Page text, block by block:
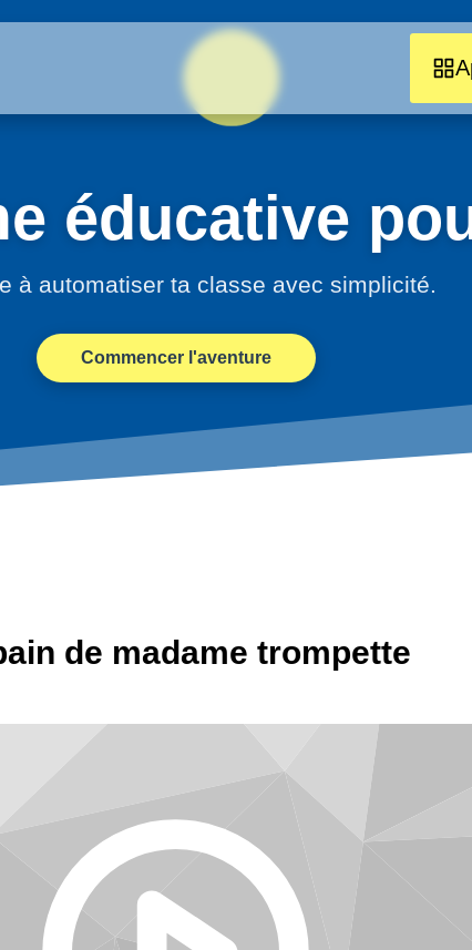
éducative
à automatiser ta classe avec simplicité.
Commencer l'aventure
de madame trompette